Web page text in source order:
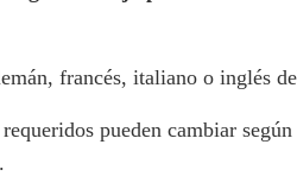
francés, italiano o inglés
pueden cambiar